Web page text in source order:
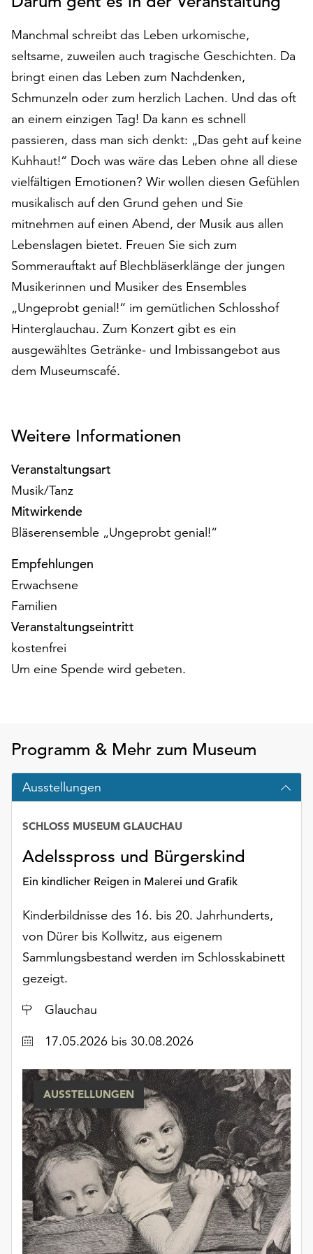
„Alle
akzeptieren“,
um
alle
Cookies
akzeptieren.
Sie
können
Ihr
Einverständnis
jederzeit
ändern
und
widerrufen.
Dafür
steht
Ihnen
am
Ende
der
Seite
Einstellungen“
Verfügung.
Funktionale
Cookies
werden
auch
Ihr
Einverständnis
weiterhin
ausgeführt.
Möchten
Sie
die
Sie
Einstellungen
über
Schaltfläche
„Auswählen“.
Informationen
Sie
unserer
Datenschutzerklärung
oder
dem
Impressum
Manchmal schreibt das Leben urkomische,
seltsame, zuweilen auch tragische Geschichten. Da
bringt einen das Leben zum Nachdenken,
Schmunzeln oder zum herzlich Lachen. Und das oft
an einem einzigen Tag! Da kann es schnell
passieren, dass man sich denkt: „Das geht auf keine
Kuhhaut!“ Doch was wäre das Leben ohne all diese
vielfältigen Emotionen? Wir wollen diesen Gefühlen
musikalisch auf den Grund gehen und Sie
mitnehmen auf einen Abend, der Musik aus allen
Lebenslagen bietet. Freuen Sie sich zum
Sommerauftakt auf Blechbläserklänge der jungen
Musikerinnen und Musiker des Ensembles
„Ungeprobt genial!“ im gemütlichen Schlosshof
Hinterglauchau. Zum Konzert gibt es ein
ausgewähltes Getränke- und Imbissangebot aus
dem Museumscafé.
Weitere Informationen
Veranstaltungsart
Musik/Tanz
Mitwirkende
Bläserensemble „Ungeprobt genial!“
Empfehlungen
Erwachsene
Familien
Veranstaltungseintritt
kostenfrei
Um eine Spende wird gebeten.
Programm & Mehr zum Museum
Ausstellungen
Adelsspross und Bürgerskind
Ein kindlicher Reigen in Malerei und Grafik
SCHLOSS MUSEUM GLAUCHAU
Kinderbildnisse des 16. bis 20. Jahrhunderts,
von Dürer bis Kollwitz, aus eigenem
Sammlungsbestand werden im Schlosskabinett
gezeigt.
Ort
Glauchau
Datum17.05.2026 bis 30.08.2026
AUSSTELLUNGEN